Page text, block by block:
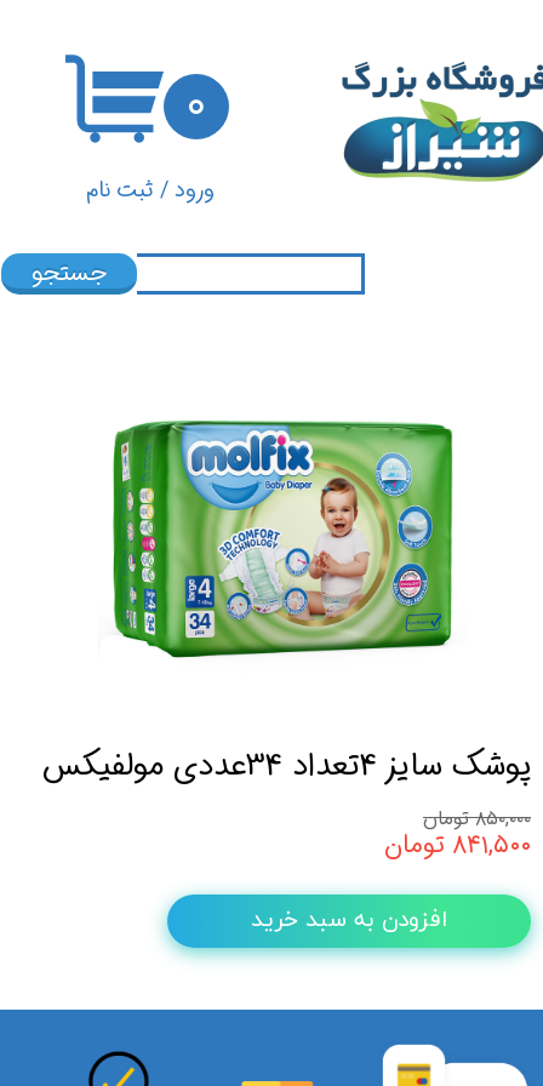
ورود/ ثبت نام
تغییر گذر واژه
سفارشات
۰
جستجو
پوشک سایز 4تعداد 34عددی مولفیکس
۸۵۰,۰۰۰ تومان
۸۴۱,۵۰۰ تومان
افزودن به سبد خرید